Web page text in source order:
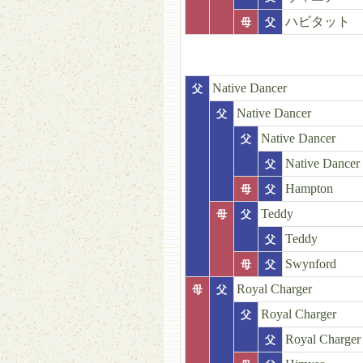
母 父 ハビタット
父 Native Dancer
父 Native Dancer
父 Native Dancer
父 Native Dancer
母 父 Hampton
母 父 Teddy
父 Teddy
母 父 Swynford
母 父 Royal Charger
父 Royal Charger
父 Royal Charger